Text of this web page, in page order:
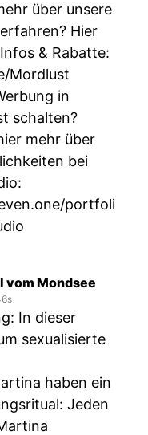
über unsere
Hier
& Rabatte:
Mordlust
in
schalten?
mehr über
bei
portfoli
vom Mondsee
In dieser
sexualisierte
haben ein
Jeden